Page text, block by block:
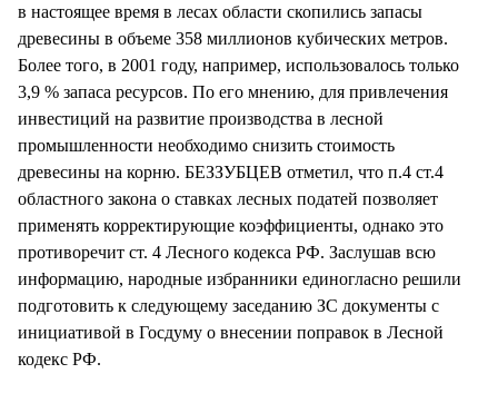
в настоящее время в лесах области скопились запасы
древесины в объеме 358 миллионов кубических метров.
Более того, в 2001 году, например, использовалось только
3,9 % запаса ресурсов. По его мнению, для привлечения
инвестиций на развитие производства в лесной
промышленности необходимо снизить стоимость
древесины на корню. БЕЗЗУБЦЕВ отметил, что п.4 ст.4
областного закона о ставках лесных податей позволяет
применять корректирующие коэффициенты, однако это
противоречит ст. 4 Лесного кодекса РФ. Заслушав всю
информацию, народные избранники единогласно решили
подготовить к следующему заседанию ЗС документы с
инициативой в Госдуму о внесении поправок в Лесной
кодекс РФ.